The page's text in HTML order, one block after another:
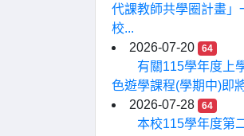
代課教師共學圈計畫」
校...
2026-07-20
64
有關115學年度上
色遊學課程(學期中)即
2026-07-28
64
本校115學年度第